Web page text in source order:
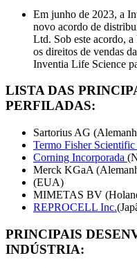
Em junho de 2023, a
novo acordo de
Ltd. Sob este acordo,
os direitos de vendas
Inventia Life Science
LISTA DAS
PERFILADAS:
Sartorius AG
Termo Fisher Scientific
Corning Incorporada
Merck KGaA
(EUA)
MIMETAS BV
REPROCELL Inc.
PRINCIPAIS
INDÚSTRIA: